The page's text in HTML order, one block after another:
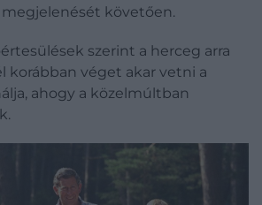
megjelenését követően.
szerint a herceg arra
korábban véget akar vetni a
ahogy a közelmúltban